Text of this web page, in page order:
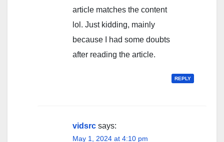
article matches the content
lol. Just kidding, mainly
because I had some doubts
after reading the article.
REPLY
vidsrc says:
May 1, 2024 at 4:10 pm